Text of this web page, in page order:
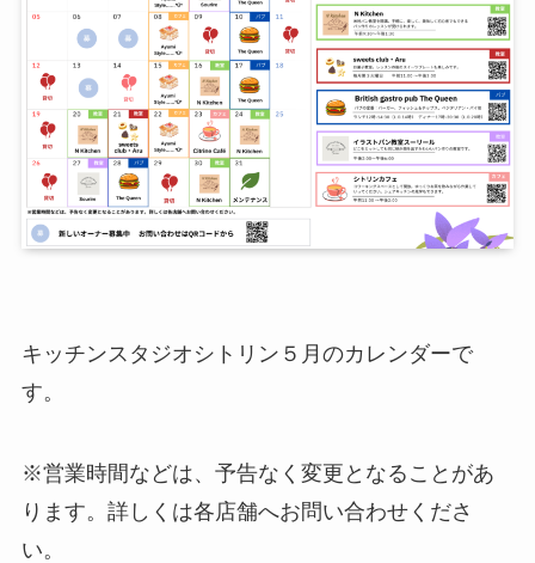
キッチンスタジオシトリン５月のカレンダーで
す。
※営業時間などは、予告なく変更となることがあ
ります。詳しくは各店舗へお問い合わせくださ
い。